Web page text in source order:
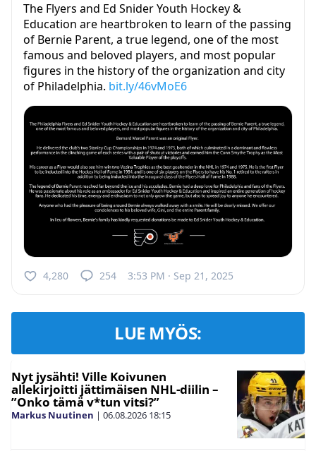
The Flyers and Ed Snider Youth Hockey &
Education are heartbroken to learn of the passing
of Bernie Parent, a true legend, one of the most
famous and beloved players, and most popular
figures in the history of the organization and city
of Philadelphia. bit.ly/46vMoE6
4,280 254 3:53 PM · Sep 21, 2025
LUE MYÖS:
Nyt jysähti! Ville Koivunen
allekirjoitti jättimäisen NHL-diilin –
”Onko tämä v*tun vitsi?”
Markus Nuutinen | 06.08.2026 18:15